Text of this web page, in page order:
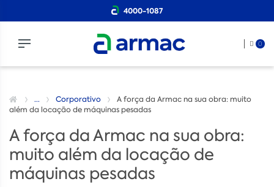
4000-1087
0
... Corporativo
A força da Armac na sua obra: muito
além da locação de máquinas pesadas
A força da Armac na sua obra:
muito além da locação de
máquinas pesadas